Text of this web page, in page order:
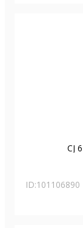
CJ
ID:101106890